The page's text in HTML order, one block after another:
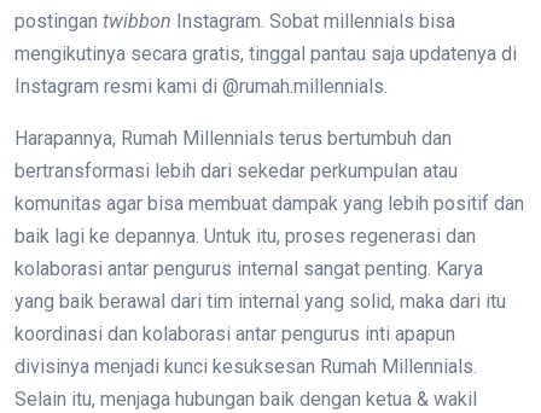
postingan twibbon Instagram. Sobat millennials bisa
mengikutinya secara gratis, tinggal pantau saja updatenya di
Instagram resmi kami di @rumah.millennials.
Harapannya, Rumah Millennials terus bertumbuh dan
bertransformasi lebih dari sekedar perkumpulan atau
komunitas agar bisa membuat dampak yang lebih positif dan
baik lagi ke depannya. Untuk itu, proses regenerasi dan
kolaborasi antar pengurus internal sangat penting. Karya
yang baik berawal dari tim internal yang solid, maka dari itu
koordinasi dan kolaborasi antar pengurus inti apapun
divisinya menjadi kunci kesuksesan Rumah Millennials.
Selain itu, menjaga hubungan baik dengan ketua & wakil